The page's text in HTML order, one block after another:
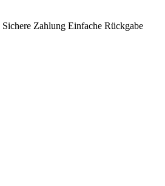
Sichere Zahlung Einfache Rückgabe